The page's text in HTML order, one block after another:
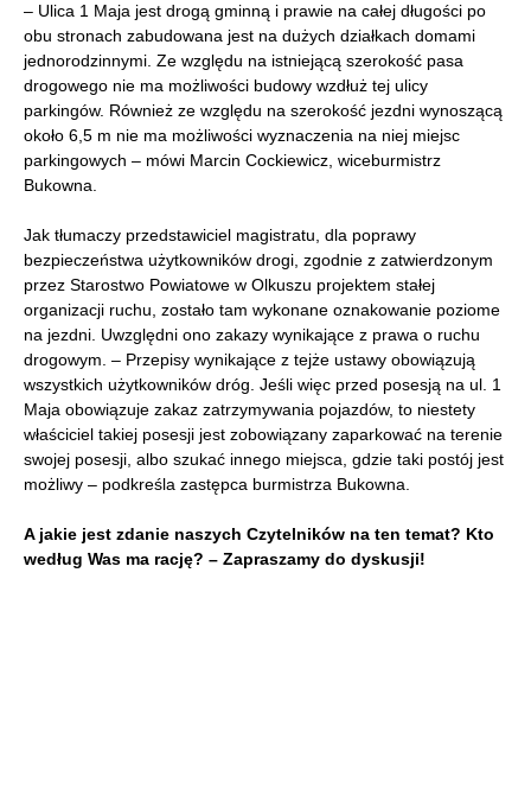
– Ulica 1 Maja jest drogą gminną i prawie na całej długości po
obu stronach zabudowana jest na dużych działkach domami
jednorodzinnymi. Ze względu na istniejącą szerokość pasa
drogowego nie ma możliwości budowy wzdłuż tej ulicy
parkingów. Również ze względu na szerokość jezdni wynoszącą
około 6,5 m nie ma możliwości wyznaczenia na niej miejsc
parkingowych – mówi Marcin Cockiewicz, wiceburmistrz
Bukowna.
Jak tłumaczy przedstawiciel magistratu, dla poprawy
bezpieczeństwa użytkowników drogi, zgodnie z zatwierdzonym
przez Starostwo Powiatowe w Olkuszu projektem stałej
organizacji ruchu, zostało tam wykonane oznakowanie poziome
na jezdni. Uwzględni ono zakazy wynikające z prawa o ruchu
drogowym. – Przepisy wynikające z tejże ustawy obowiązują
wszystkich użytkowników dróg. Jeśli więc przed posesją na ul. 1
Maja obowiązuje zakaz zatrzymywania pojazdów, to niestety
właściciel takiej posesji jest zobowiązany zaparkować na terenie
swojej posesji, albo szukać innego miejsca, gdzie taki postój jest
możliwy – podkreśla zastępca burmistrza Bukowna.
A jakie jest zdanie naszych Czytelników na ten temat? Kto
według Was ma rację? – Zapraszamy do dyskusji!